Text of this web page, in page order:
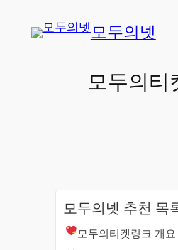
모두의넷
모두의티
모두의넷 추천 목
모두의티켓링크 개요